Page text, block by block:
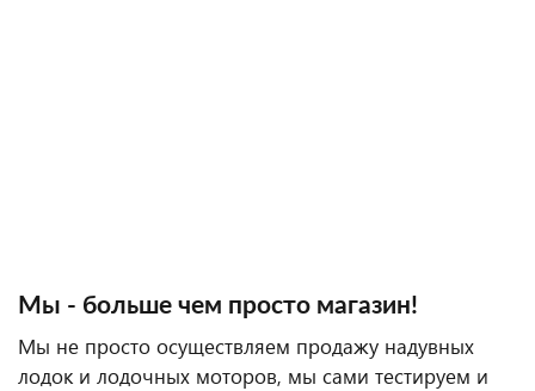
Мы - больше чем просто магазин!
Мы не просто осуществляем продажу надувных
лодок и лодочных моторов, мы сами тестируем и